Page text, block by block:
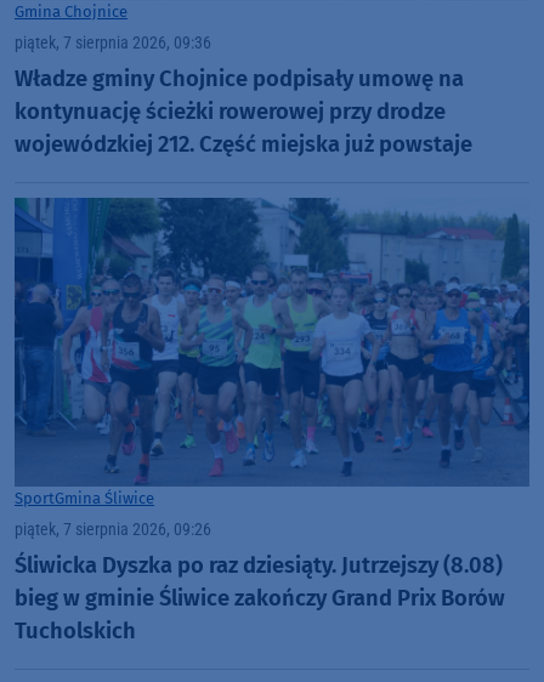
Gmina Chojnice
piątek, 7 sierpnia 2026, 09:36
Władze gminy Chojnice podpisały umowę na
kontynuację ścieżki rowerowej przy drodze
wojewódzkiej 212. Część miejska już powstaje
SportGmina Śliwice
piątek, 7 sierpnia 2026, 09:26
Śliwicka Dyszka po raz dziesiąty. Jutrzejszy (8.08)
bieg w gminie Śliwice zakończy Grand Prix Borów
Tucholskich